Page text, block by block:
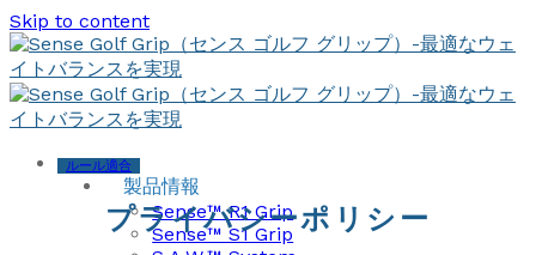
Skip to content
ルール適合
製品情報
Sense™ R1 Grip
Sense™ S1 Grip
プライバシーポリシー